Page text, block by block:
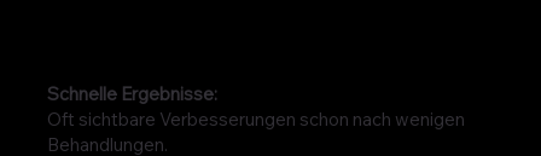
Schnelle Ergebnisse:
Oft sichtbare Verbesserungen schon nach wenigen
Behandlungen.